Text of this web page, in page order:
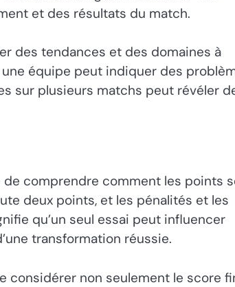
et des résultats du match.
des tendances et des domaines à
équipe peut indiquer des
sur plusieurs matchs peut révéler
comprendre comment les points
deux points, et les pénalités et les
qu’un seul essai peut influencer
transformation réussie.
considérer non seulement le score